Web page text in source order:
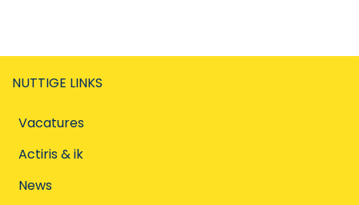
NUTTIGE LINKS
Vacatures
Actiris & ik
News